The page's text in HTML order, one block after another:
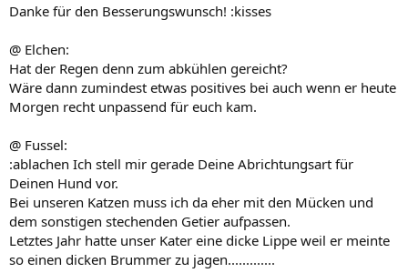
Danke für den Besserungswunsch! :kisses
@ Elchen:
Hat der Regen denn zum abkühlen gereicht?
Wäre dann zumindest etwas positives bei auch wenn er heute
Morgen recht unpassend für euch kam.
@ Fussel:
:ablachen Ich stell mir gerade Deine Abrichtungsart für
Deinen Hund vor.
Bei unseren Katzen muss ich da eher mit den Mücken und
dem sonstigen stechenden Getier aufpassen.
Letztes Jahr hatte unser Kater eine dicke Lippe weil er meinte
so einen dicken Brummer zu jagen.............